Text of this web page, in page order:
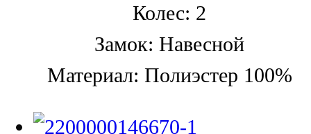
Колес: 2
Замок: Навесной
Материал: Полиэстер 100%